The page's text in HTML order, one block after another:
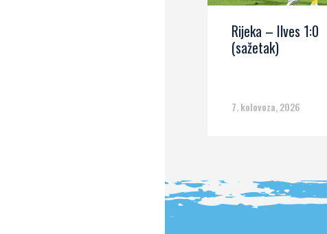
Rijeka – Ilves 1:0
(sažetak)
7. kolovoza, 2026